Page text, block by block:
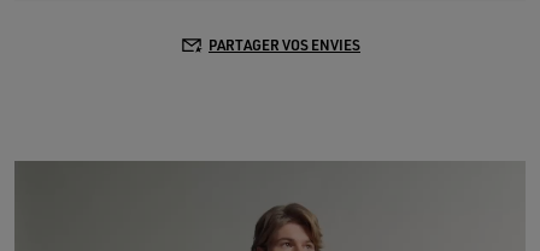
PARTAGER VOS ENVIES